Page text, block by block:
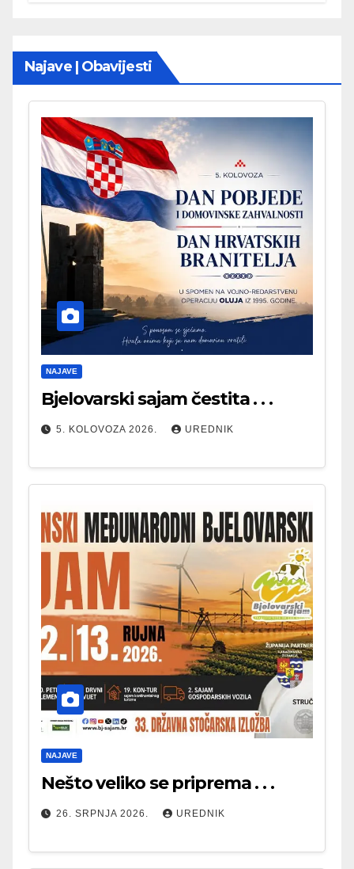
Najave | Obavijesti
NAJAVE
Bjelovarski sajam čestita . . .
5. KOLOVOZA 2026. UREDNIK
NAJAVE
Nešto veliko se priprema . . .
26. SRPNJA 2026. UREDNIK